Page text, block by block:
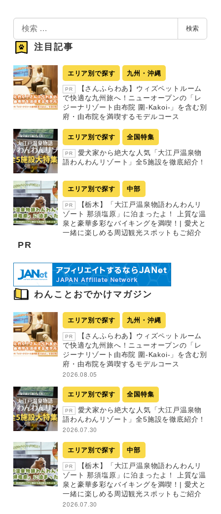
検
索
検索
注目記事
エリア別で探す 九州・沖縄
PR
【さんふらわあ】ウィズペットルーム
で快適な九州旅へ！ニューオープンの「レ
ジーナリゾート由布院 圍-Kakoi-」を含む別
府・由布院を満喫するモデルコース
エリア別で探す 全国特集
PR
愛犬家から絶大な人気「大江戸温泉物
語わんわんリゾート」全5施設を徹底紹介！
エリア別で探す 中部
PR
【栃木】「大江戸温泉物語わんわんリ
ゾート 那須塩原」に泊まったよ！ 上質な温
泉と豪華多彩なバイキングを満喫！| 愛犬と
一緒に楽しめる周辺観光スポットもご紹介
PR
わんことおでかけマガジン
エリア別で探す 九州・沖縄
PR
【さんふらわあ】ウィズペットルーム
で快適な九州旅へ！ニューオープンの「レ
ジーナリゾート由布院 圍-Kakoi-」を含む別
府・由布院を満喫するモデルコース
2026.08.05
エリア別で探す 全国特集
PR
愛犬家から絶大な人気「大江戸温泉物
語わんわんリゾート」全5施設を徹底紹介！
2026.07.30
エリア別で探す 中部
PR
【栃木】「大江戸温泉物語わんわんリ
ゾート 那須塩原」に泊まったよ！ 上質な温
泉と豪華多彩なバイキングを満喫！| 愛犬と
一緒に楽しめる周辺観光スポットもご紹介
2026.07.30